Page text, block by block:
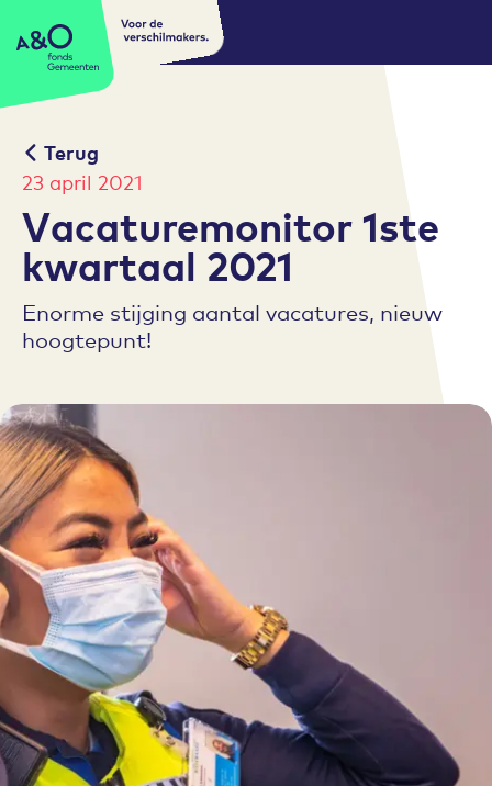
A&O fonds Gemeenten
Voor de
verschilmakers.
Terug
23 april 2021
Vacaturemonitor 1ste
kwartaal 2021
Enorme stijging aantal vacatures, nieuw
hoogtepunt!